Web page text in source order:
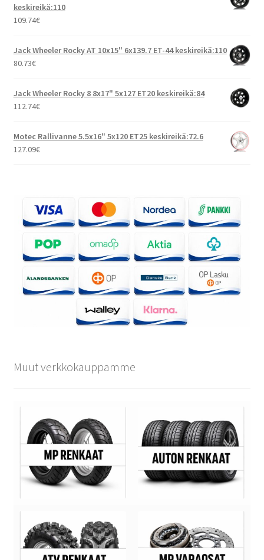
keskireikä:110
109.74€
Jack Wheeler Rocky AT 10x15" 6x139.7 ET-44 keskireikä:110
80.73€
Jack Wheeler Rocky 8 8x17" 5x127 ET20 keskireikä:84
112.74€
Motec Rallivanne 5.5x16" 5x120 ET25 keskireikä:72.6
127.09€
Muut verkkokauppamme